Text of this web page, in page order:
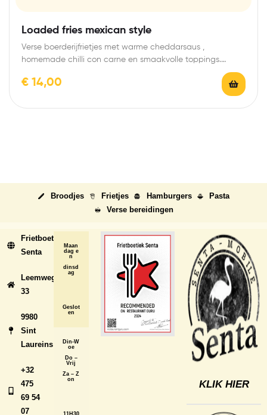
Loaded fries mexican style
Verse boerderijfrietjes met warme cheddarsaus ,
homemade chilli con carne en smaakvolle toppings.
€ 14,00
Broodjes Frietjes Hamburgers
Pasta
Verse bereidingen
Frietboetiek
Senta
Leemweg
33
9980
Sint
Laureins
+32
475
69 54
07
Maan
dag e
n
dinsd
ag
Geslot
en
Din-W
oe
Do –
Vrij
Za – Z
on
KLIK HIER